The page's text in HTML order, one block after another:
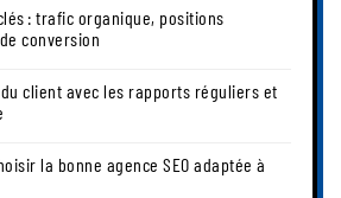
: trafic organique, positions
conversion
client avec les rapports réguliers et
la bonne agence SEO adaptée à